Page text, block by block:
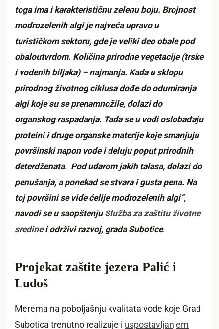
toga ima i karakterističnu zelenu boju. Brojnost
modrozelenih algi je najveća upravo u
turističkom sektoru, gde je veliki deo obale pod
obaloutvrdom. Količina prirodne vegetacije (trske
i vodenih biljaka) – najmanja. Kada u sklopu
prirodnog životnog ciklusa dođe do odumiranja
algi koje su se prenamnožile, dolazi do
organskog raspadanja. Tada se u vodi oslobađaju
proteini i druge organske materije koje smanjuju
površinski napon vode i deluju poput prirodnih
deterdženata. Pod udarom jakih talasa, dolazi do
penušanja, a ponekad se stvara i gusta pena. Na
toj površini se vide ćelije modrozelenih algi“,
navodi se u saopštenju Služba za zaštitu životne
sredinei održivi razvoj, grada Subotice.
Projekat zaštite jezera Palić i
Ludoš
Merema na poboljašnju kvalitata vode koje Grad
Subotica trenutno realizuje i uspostavljanjem